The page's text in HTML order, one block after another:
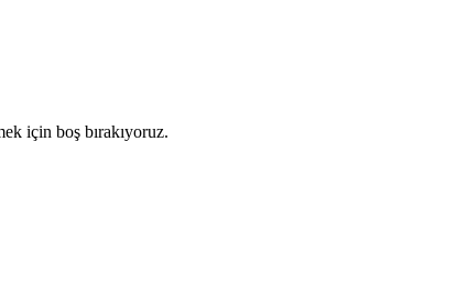
için boş bırakıyoruz.